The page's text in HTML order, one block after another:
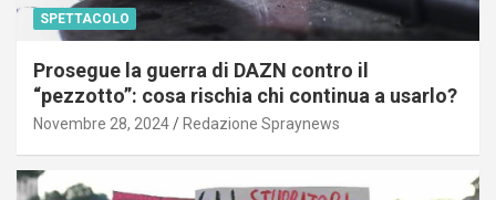
SPETTACOLO
Prosegue la guerra di DAZN contro il
“pezzotto”: cosa rischia chi continua a usarlo?
Novembre 28, 2024 Redazione Spraynews